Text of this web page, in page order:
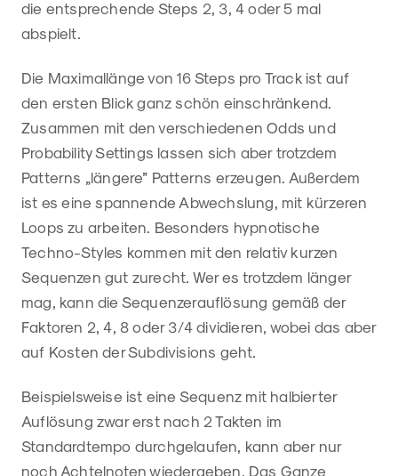
die entsprechende Steps 2, 3, 4 oder 5 mal
abspielt.
Die Maximallänge von 16 Steps pro Track ist auf
den ersten Blick ganz schön einschränkend.
Zusammen mit den verschiedenen Odds und
Probability Settings lassen sich aber trotzdem
Patterns „längere” Patterns erzeugen. Außerdem
ist es eine spannende Abwechslung, mit kürzeren
Loops zu arbeiten. Besonders hypnotische
Techno-Styles kommen mit den relativ kurzen
Sequenzen gut zurecht. Wer es trotzdem länger
mag, kann die Sequenzerauflösung gemäß der
Faktoren 2, 4, 8 oder 3/4 dividieren, wobei das aber
auf Kosten der Subdivisions geht.
Beispielsweise ist eine Sequenz mit halbierter
Auflösung zwar erst nach 2 Takten im
Standardtempo durchgelaufen, kann aber nur
noch Achtelnoten wiedergeben. Das Ganze